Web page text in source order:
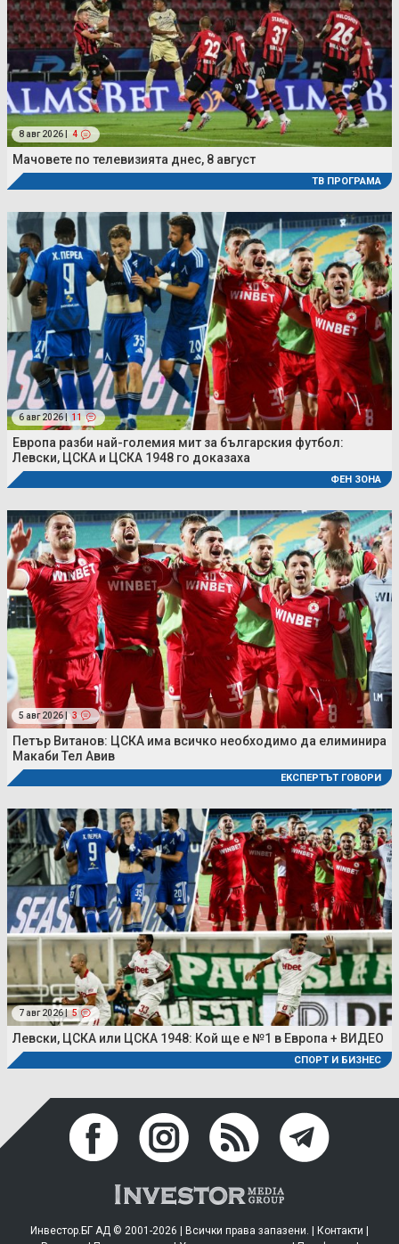
8 авг 2026 | 4
Мачовете по телевизията днес, 8 август
ТВ ПРОГРАМА
6 авг 2026 | 11
Европа разби най-големия мит за българския футбол:
Левски, ЦСКА и ЦСКА 1948 го доказаха
ФЕН ЗОНА
5 авг 2026 | 3
Петър Витанов: ЦСКА има всичко необходимо да елиминира
Макаби Тел Авив
ЕКСПЕРТЪТ ГОВОРИ
7 авг 2026 | 5
Левски, ЦСКА или ЦСКА 1948: Кой ще е №1 в Европа + ВИДЕО
СПОРТ И БИЗНЕС
Инвестор.БГ АД © 2001-2026 | Всички права запазени. | Контакти